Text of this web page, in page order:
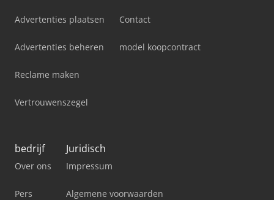
Advertenties plaatsen
Advertenties beheren
Reclame maken
Vertrouwenszegel
Contact
model koopcontract
bedrijf
Over ons
Pers
Juridisch
Impressum
Algemene voorwaarden